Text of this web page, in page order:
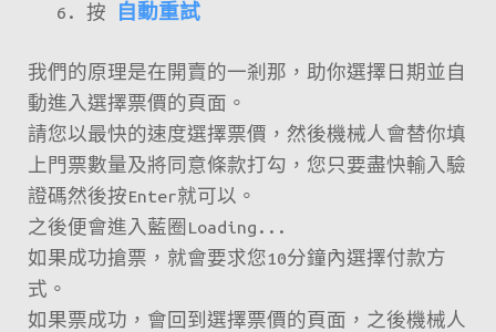
按
自動重試
我們的原理是在開賣的一剎那，助你選擇日期並自
動進入選擇票價的頁面。
請您以最快的速度選擇票價，然後機械人會替你填
上門票數量及將同意條款打勾，您只要盡快輸入驗
證碼然後按Enter就可以。
之後便會進入藍圈Loading...
如果成功搶票，就會要求您10分鐘內選擇付款方
式。
如果票成功，會回到選擇票價的頁面，之後機械人